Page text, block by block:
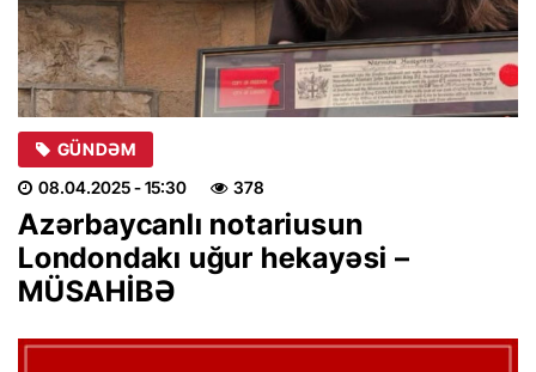
GÜNDƏM
08.04.2025- 15:30 378
Azərbaycanlı notariusun
Londondakı uğur hekayəsi –
MÜSAHİBƏ